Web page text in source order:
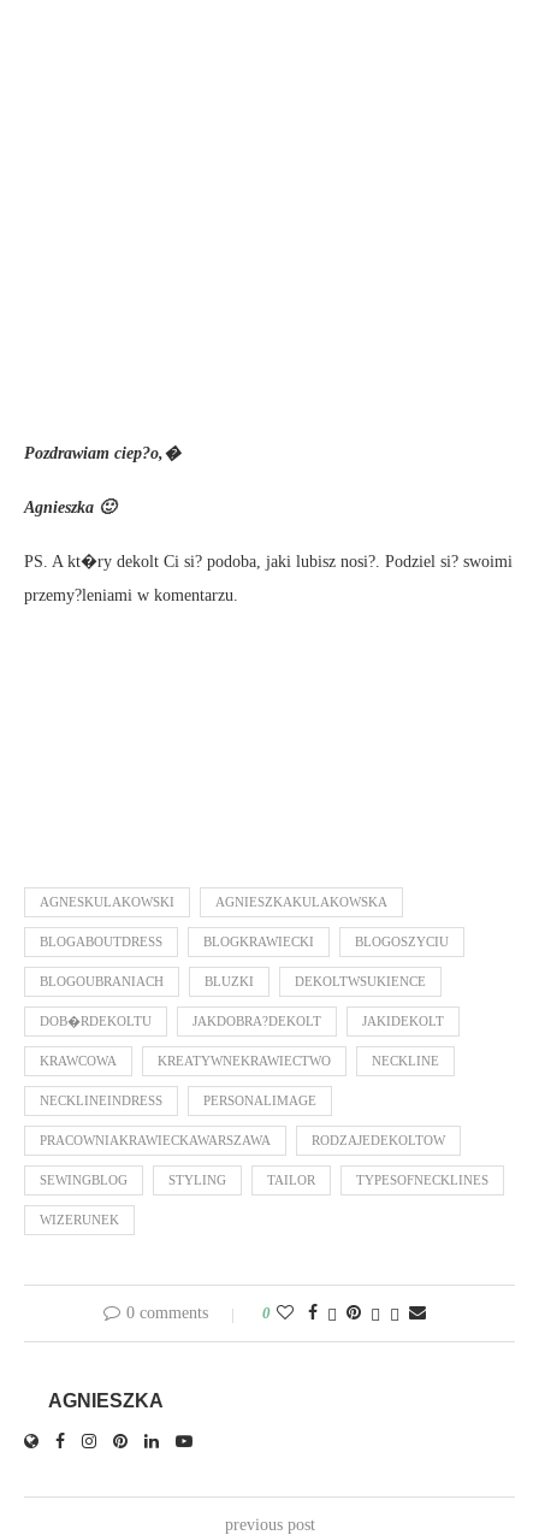
Pozdrawiam ciep?o,�
Agnieszka 🙂
PS. A kt�ry dekolt Ci si? podoba, jaki lubisz nosi?. Podziel si? swoimi
przemy?leniami w komentarzu.
AGNESKULAKOWSKI AGNIESZKAKULAKOWSKA
BLOGABOUTDRESS BLOGKRAWIECKI BLOGOSZYCIU
BLOGOUBRANIACH BLUZKI DEKOLTWSUKIENCE
DOB�RDEKOLTU JAKDOBRA?DEKOLT JAKIDEKOLT
KRAWCOWA KREATYWNEKRAWIECTWO NECKLINE
NECKLINEINDRESS PERSONALIMAGE
PRACOWNIAKRAWIECKAWARSZAWA RODZAJEDEKOLTOW
SEWINGBLOG STYLING TAILOR TYPESOFNECKLINES
WIZERUNEK
0 comments 0
AGNIESZKA
previous post